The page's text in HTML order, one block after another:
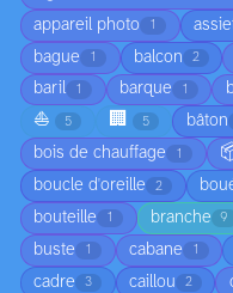
appareil photo 1
bague 1 balcon 2
baril 1 barque 1
⛵ 5 🏢 5 bâton
bois de chauffage 1
boucle d'oreille 2
bouteille 1 branche 9
buste 1 cabane 1
cadre 3 caillou 2